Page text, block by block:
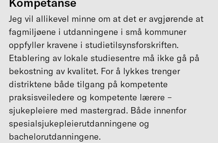
Jeg vil allikevel minne om at det er avgjørende at
fagmiljøene i utdanningene i små kommuner
oppfyller kravene i studietilsynsforskriften.
Etablering av lokale studiesentre må ikke gå på
bekostning av kvalitet. For å lykkes trenger
distriktene både tilgang på kompetente
praksisveiledere og kompetente lærere –
sjukepleiere med mastergrad. Både innenfor
spesialsjukepleierutdanningene og
bachelorutdanningene.